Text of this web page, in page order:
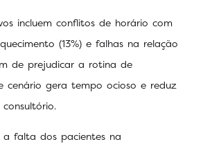
incluem conflitos de horário com
(13%) e falhas na relação
de prejudicar a rotina de
cenário gera tempo ocioso e reduz
falta dos pacientes na